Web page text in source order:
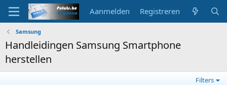
Aanmelden Registreren
Samsung
Handleidingen Samsung Smartphone
herstellen
Filters